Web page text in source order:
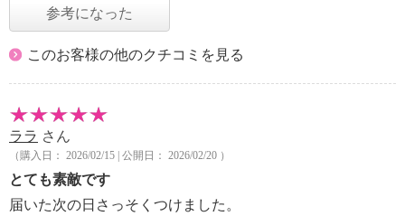
参考になった
このお客様の他のクチコミを見る
ララ さん
（購入日： 2026/02/15 | 公開日： 2026/02/20 ）
とても素敵です
届いた次の日さっそくつけました。